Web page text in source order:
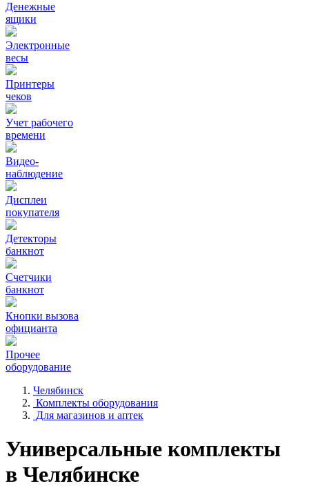
Денежные
ящики
Электронные
весы
Принтеры
чеков
Учет рабочего
времени
Видео‑
наблюдение
Дисплеи
покупателя
Детекторы
банкнот
Счетчики
банкнот
Кнопки вызова
официанта
Прочее
оборудование
Челябинск
Комплекты оборудования
Для магазинов и аптек
Универсальные комплекты
в Челябинске